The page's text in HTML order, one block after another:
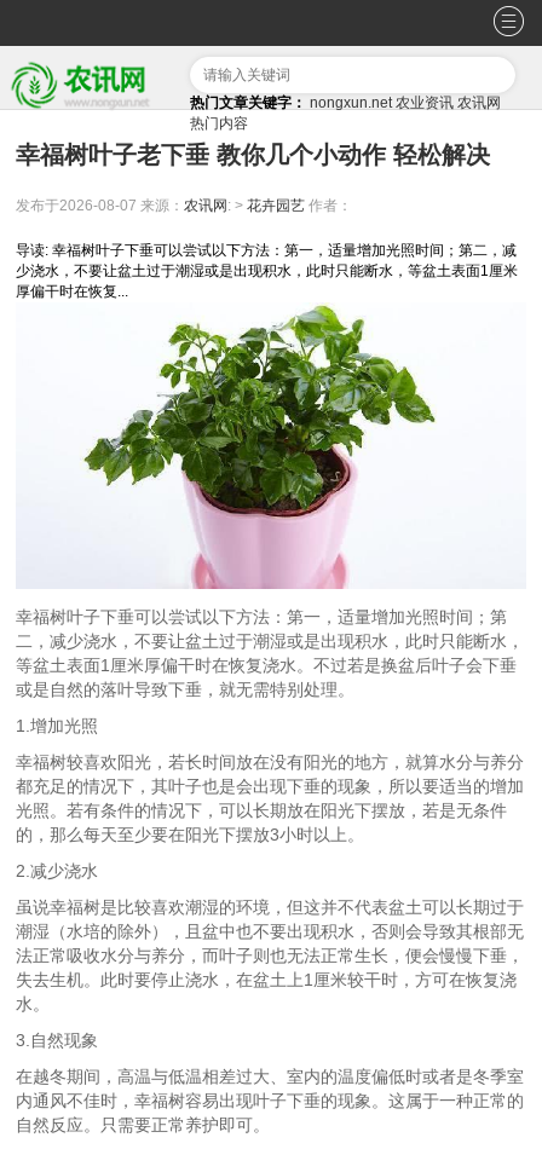
热门文章关键字： nongxun.net 农业资讯 农讯网
热门内容
幸福树叶子老下垂 教你几个小动作 轻松解决
发布于2026-08-07 来源：农讯网 : >花卉园艺 作者：
导读: 幸福树叶子下垂可以尝试以下方法：第一，适量增加光照时间；第二，减
少浇水，不要让盆土过于潮湿或是出现积水，此时只能断水，等盆土表面1厘米
厚偏干时在恢复...
幸福树叶子下垂可以尝试以下方法：第一，适量增加光照时间；第
二，减少浇水，不要让盆土过于潮湿或是出现积水，此时只能断水，
等盆土表面1厘米厚偏干时在恢复浇水。不过若是换盆后叶子会下垂
或是自然的落叶导致下垂，就无需特别处理。
1.增加光照
幸福树较喜欢阳光，若长时间放在没有阳光的地方，就算水分与养分
都充足的情况下，其叶子也是会出现下垂的现象，所以要适当的增加
光照。若有条件的情况下，可以长期放在阳光下摆放，若是无条件
的，那么每天至少要在阳光下摆放3小时以上。
2.减少浇水
虽说幸福树是比较喜欢潮湿的环境，但这并不代表盆土可以长期过于
潮湿（水培的除外），且盆中也不要出现积水，否则会导致其根部无
法正常吸收水分与养分，而叶子则也无法正常生长，便会慢慢下垂，
失去生机。此时要停止浇水，在盆土上1厘米较干时，方可在恢复浇
水。
3.自然现象
在越冬期间，高温与低温相差过大、室内的温度偏低时或者是冬季室
内通风不佳时，幸福树容易出现叶子下垂的现象。这属于一种正常的
自然反应。只需要正常养护即可。